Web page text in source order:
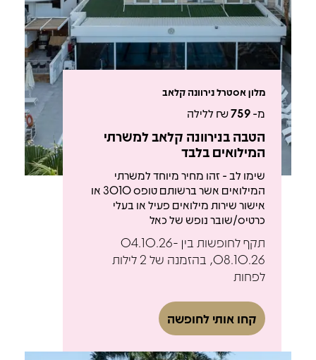
מלון אסטרל נירוונה קלאב
מ-759₪ ללילה
הטבה בנירוונה קלאב למשרתי
המילואים בלבד
שימו לב - זהו מחיר מיוחד למשרתי
המילואים אשר ברשותם טופס 3010 או
אישור שירות מילואים פעיל או בעלי
כרטיס/שובר נופש של כאל
תקף לחופשות בין 04.10.26-
08.10.26, בהזמנה של 2 לילות
לפחות
קחו אותי לחופשה